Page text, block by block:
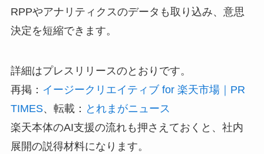
RPPやアナリティクスのデータも取り込み、意思
決定を短縮できます。
詳細はプレスリリースのとおりです。
再掲： イージークリエイティブ for 楽天市場｜PR
TIMES、転載： とれまがニュース
楽天本体のAI支援の流れも押さえておくと、社内
展開の説得材料になります。